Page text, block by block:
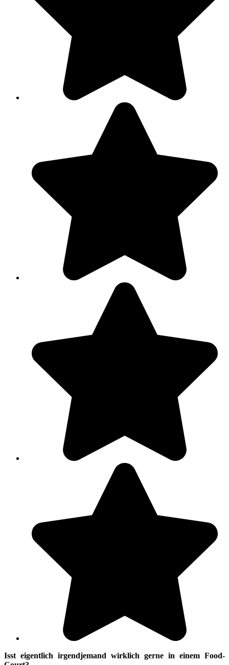
Isst eigentlich irgendjemand wirklich gerne in einem Food-